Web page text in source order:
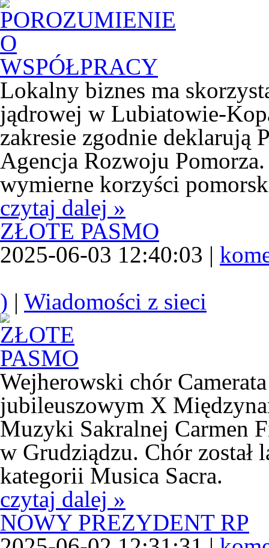
Lokalny biznes ma
jądrowej w Lubiatowie-
zakresie zgodnie deklarują
Agencja Rozwoju
wymierne korzyści
czytaj dalej »
ZŁOTE PASMO
2025-06-03 12:40:03 |
) | Wiadomości z sieci
Wejherowski chór
jubileuszowym X
Muzyki Sakralnej Carmen
w Grudziądzu. Chór został
kategorii Musica Sacra.
czytaj dalej »
NOWY PREZYDENT RP